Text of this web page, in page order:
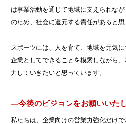
は事業活動を通じて地域に支えられな
のため、社会に還元する責任があると思
スポーツには、人を育て、地域を元気に
企業としてできることを模索しながら
力していきたいと思っています。
―今後のビジョンをお願いいたし
私たちは、企業向けの営業力強化だけ